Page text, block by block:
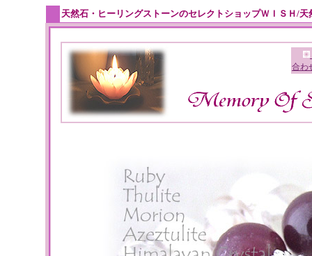
天然石・ヒーリングストーンのセレクトショップＷＩＳＨ/
合わ